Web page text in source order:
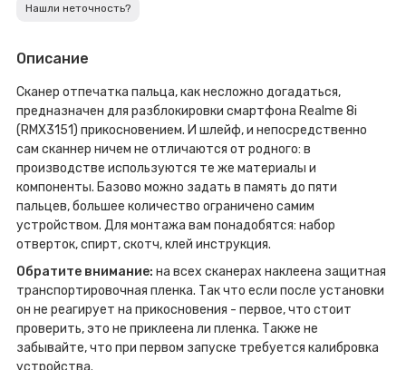
Нашли неточность?
Описание
Сканер отпечатка пальца, как несложно догадаться,
предназначен для разблокировки смартфона Realme 8i
(RMX3151) прикосновением. И шлейф, и непосредственно
сам сканнер ничем не отличаются от родного: в
производстве используются те же материалы и
компоненты. Базово можно задать в память до пяти
пальцев, большее количество ограничено самим
устройством. Для монтажа вам понадобятся: набор
отверток, спирт, скотч, клей инструкция.
Обратите внимание: на всех сканерах наклеена защитная
транспортировочная пленка. Так что если после установки
он не реагирует на прикосновения - первое, что стоит
проверить, это не приклеена ли пленка. Также не
забывайте, что при первом запуске требуется калибровка
устройства.